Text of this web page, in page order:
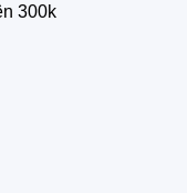
300k